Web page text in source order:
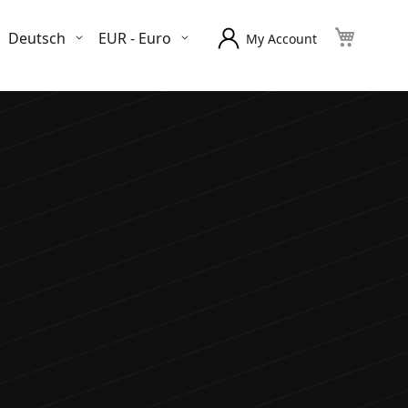
My Account
Währung
EUR - Euro
Sprache
Deutsch